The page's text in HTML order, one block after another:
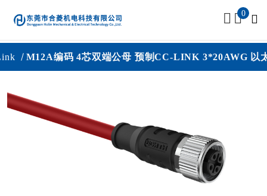
0
M12A编码 4芯双端公母 预制CC-LINK 3*20AWG 以太